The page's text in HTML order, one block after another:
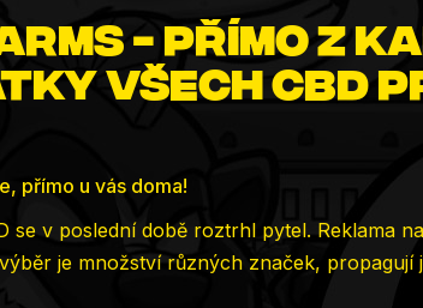
- přímo z
všech CBD
přímo u vás doma!
se v poslední době roztrhl pytel. Reklama
je množství různých značek, propagují